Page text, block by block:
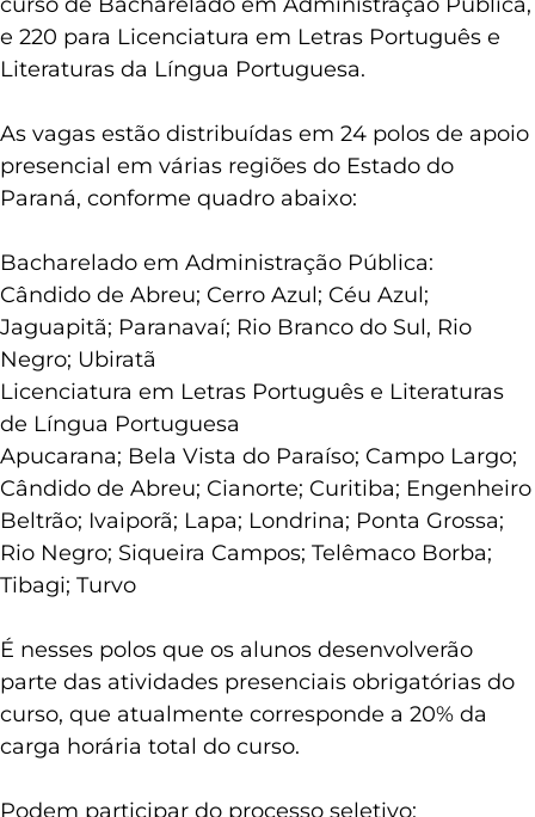
Ao todo, estão abertas 305 vagas, sendo 85 para o
curso de Bacharelado em Administração Pública,
e 220 para Licenciatura em Letras Português e
As vagas estão distribuídas em 24 polos de apoio
presencial em várias regiões do Estado do
Bacharelado em Administração Pública:
Cândido de Abreu; Cerro Azul; Céu Azul;
Jaguapitã; Paranavaí; Rio Branco do Sul, Rio
Negro; Ubiratã
Licenciatura em Letras Português e Literaturas
de Língua Portuguesa
Apucarana; Bela Vista do Paraíso; Campo Largo;
Cândido de Abreu; Cianorte; Curitiba; Engenheiro
Beltrão; Ivaiporã; Lapa; Londrina; Ponta Grossa;
Rio Negro; Siqueira Campos; Telêmaco Borba;
É nesses polos que os alunos desenvolverão
parte das atividades presenciais obrigatórias do
curso, que atualmente corresponde a 20% da